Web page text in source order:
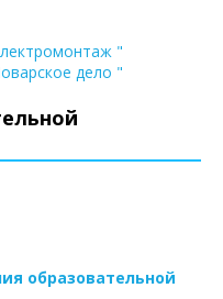
"
дело "
образовательной